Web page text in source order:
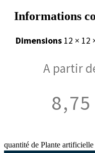
Informations
Dimensions 12 × 12
A partir
8,75
quantité de Plante